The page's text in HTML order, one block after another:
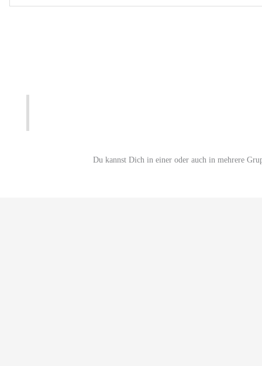
Du kannst Dich in einer oder auch in mehrere